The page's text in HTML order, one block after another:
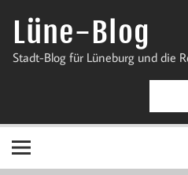
InhaltLüne-Blog
Stadt-Blog für Lüneburg und die